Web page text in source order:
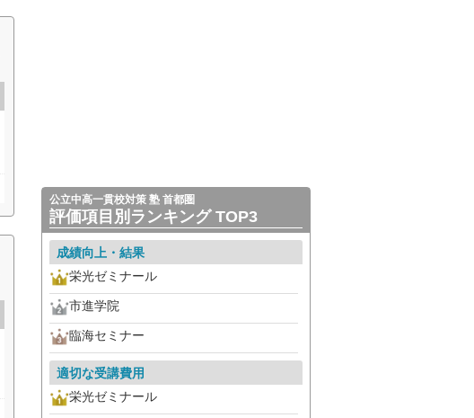
公立中高一貫校対策 塾 首都圏
評価項目別ランキング TOP3
成績向上・結果
栄光ゼミナール
市進学院
臨海セミナー
適切な受講費用
栄光ゼミナール